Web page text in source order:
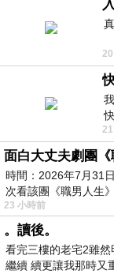
面白大丈夫劇團《
時間：2026年7月31
次看該團《職男人生
23 小時前
。讀後。
看完三樓的老宅2雖
繼續 續更讓我那時又